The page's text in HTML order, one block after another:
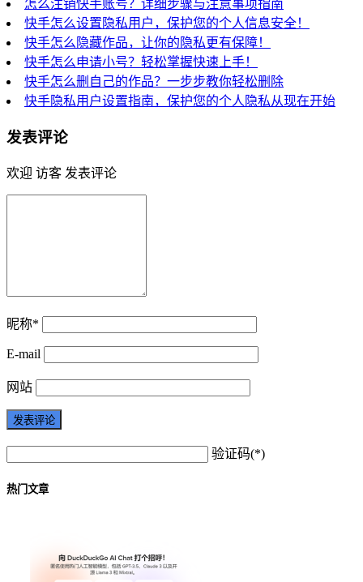
怎么注销快手账号？详细步骤与注意事项指南
快手怎么设置隐私用户，保护您的个人信息安全！
快手怎么隐藏作品，让你的隐私更有保障！
快手怎么申请小号？轻松掌握快速上手！
快手怎么删自己的作品？一步步教你轻松删除
快手隐私用户设置指南，保护您的个人隐私从现在开始
发表评论
欢迎 访客 发表评论
昵称*
E-mail
网站
验证码(*)
热门文章